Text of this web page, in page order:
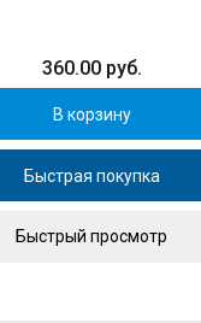
360.00руб.
В корзину
Быстрая покупка
Быстрый просмотр